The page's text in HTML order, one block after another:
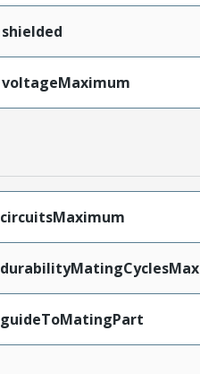
shielded
voltageMaximum
circuitsMaximum
durabilityMatingCyclesMax
guideToMatingPart